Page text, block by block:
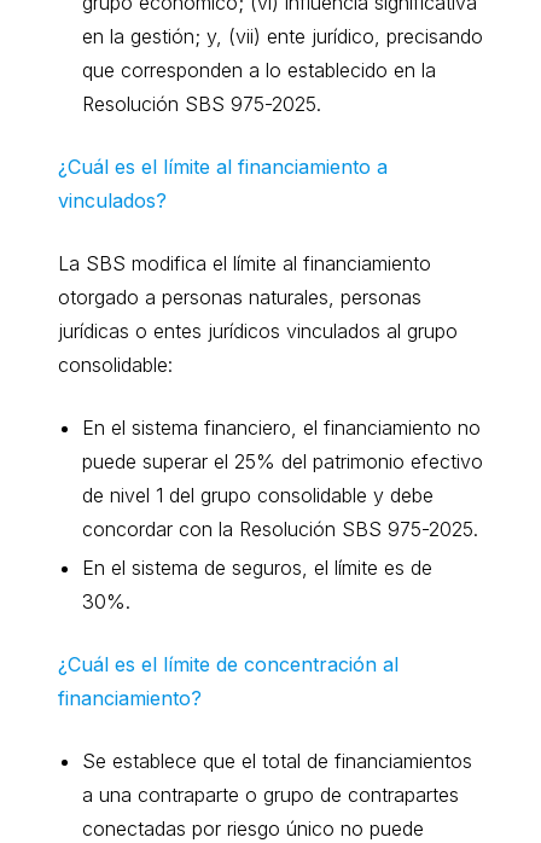
en la gestión; y, (vii) ente jurídico, precisando
que corresponden a lo establecido en la
Resolución SBS 975-2025.
¿Cuál es el límite al financiamiento a
vinculados?
La SBS modifica el límite al financiamiento
otorgado a personas naturales, personas
jurídicas o entes jurídicos vinculados al grupo
consolidable:
En el sistema financiero, el financiamiento no
puede superar el 25% del patrimonio efectivo
de nivel 1 del grupo consolidable y debe
concordar con la Resolución SBS 975-2025.
En el sistema de seguros, el límite es de
30%.
¿Cuál es el límite de concentración al
financiamiento?
Se establece que el total de financiamientos
a una contraparte o grupo de contrapartes
conectadas por riesgo único no puede